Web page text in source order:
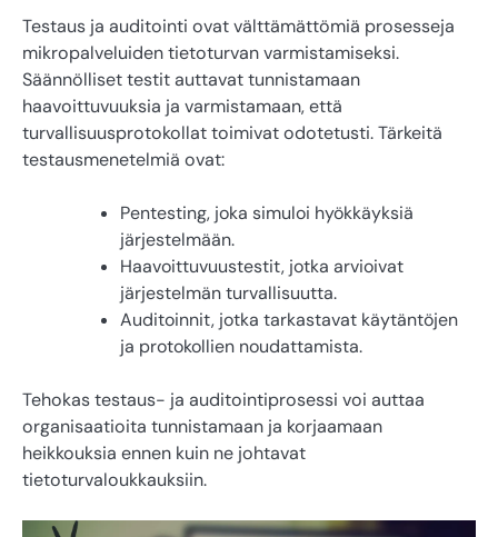
Testaus ja auditointi ovat välttämättömiä prosesseja
mikropalveluiden tietoturvan varmistamiseksi.
Säännölliset testit auttavat tunnistamaan
haavoittuvuuksia ja varmistamaan, että
turvallisuusprotokollat toimivat odotetusti. Tärkeitä
testausmenetelmiä ovat:
Pentesting, joka simuloi hyökkäyksiä
järjestelmään.
Haavoittuvuustestit, jotka arvioivat
järjestelmän turvallisuutta.
Auditoinnit, jotka tarkastavat käytäntöjen
ja protokollien noudattamista.
Tehokas testaus- ja auditointiprosessi voi auttaa
organisaatioita tunnistamaan ja korjaamaan
heikkouksia ennen kuin ne johtavat
tietoturvaloukkauksiin.